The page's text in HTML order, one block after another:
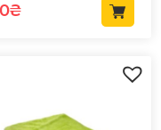
₴Текущая цена: